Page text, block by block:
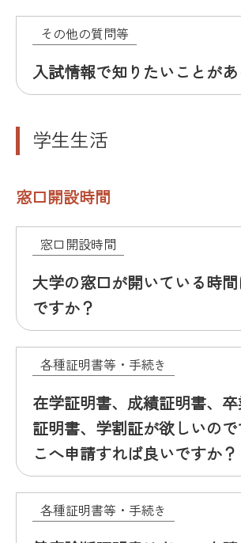
その他の質問等
入試情報で知りたいことがあ
学生生活
窓口開設時間
窓口開設時間
大学の窓口が開いている時
ですか？
各種証明書等・手続き
在学証明書、成績証明書、
証明書、学割証が欲しいの
こへ申請すれば良いですか？
各種証明書等・手続き